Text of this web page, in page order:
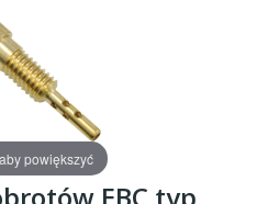
powiększyć